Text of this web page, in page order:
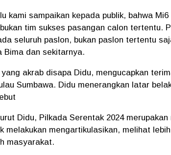
kami sampaikan kepada publik, bahwa
tim sukses pasangan calon tertentu.
seluruh paslon, bukan paslon tertentu
Bima dan sekitarnya.
akrab disapa Didu, mengucapkan
Sumbawa. Didu menerangkan latar
Didu, Pilkada Serentak 2024
melakukan mengartikulasikan, melihat
masyarakat.